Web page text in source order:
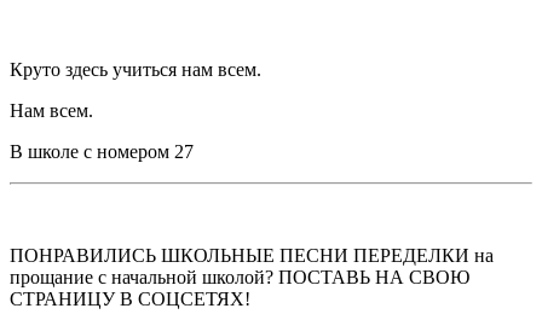
Круто здесь учиться нам всем.
Нам всем.
В школе с номером 27
ПОНРАВИЛИСЬ ШКОЛЬНЫЕ ПЕСНИ ПЕРЕДЕЛКИ на
прощание с начальной школой? ПОСТАВЬ НА СВОЮ
СТРАНИЦУ В СОЦСЕТЯХ!